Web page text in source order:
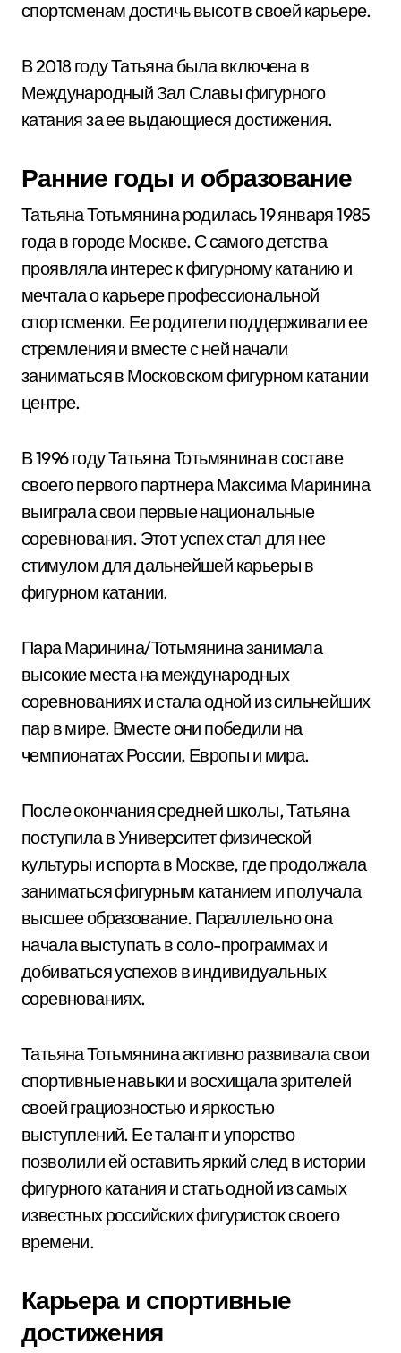
спортсменам достичь высот в своей карьере.
В 2018 году Татьяна была включена в
Международный Зал Славы фигурного
катания за ее выдающиеся достижения.
Ранние годы и образование
Татьяна Тотьмянина родилась 19 января 1985
года в городе Москве. С самого детства
проявляла интерес к фигурному катанию и
мечтала о карьере профессиональной
спортсменки. Ее родители поддерживали ее
стремления и вместе с ней начали
заниматься в Московском фигурном катании
центре.
В 1996 году Татьяна Тотьмянина в составе
своего первого партнера Максима Маринина
выиграла свои первые национальные
соревнования. Этот успех стал для нее
стимулом для дальнейшей карьеры в
фигурном катании.
Пара Маринина/Тотьмянина занимала
высокие места на международных
соревнованиях и стала одной из сильнейших
пар в мире. Вместе они победили на
чемпионатах России, Европы и мира.
После окончания средней школы, Татьяна
поступила в Университет физической
культуры и спорта в Москве, где продолжала
заниматься фигурным катанием и получала
высшее образование. Параллельно она
начала выступать в соло-программах и
добиваться успехов в индивидуальных
соревнованиях.
Татьяна Тотьмянина активно развивала свои
спортивные навыки и восхищала зрителей
своей грациозностью и яркостью
выступлений. Ее талант и упорство
позволили ей оставить яркий след в истории
фигурного катания и стать одной из самых
известных российских фигуристок своего
времени.
Карьера и спортивные
достижения